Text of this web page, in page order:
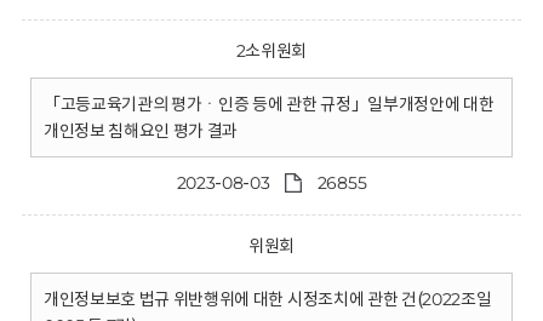
2소위원회
「고등교육기관의 평가ㆍ인증 등에 관한 규정」일부개정안에 대한
개인정보 침해요인 평가 결과
2023-08-03 26855
위원회
개인정보보호 법규 위반행위에 대한 시정조치에 관한 건(2022조일